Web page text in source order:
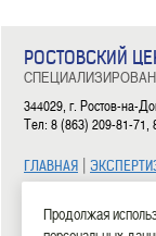
РОСТОВСКИЙ
344029, г. Ростов-на-
Тел: 8 (863) 209-81-71,
ГЛАВНАЯ |
2006—2026 СЧУ
Продолжая